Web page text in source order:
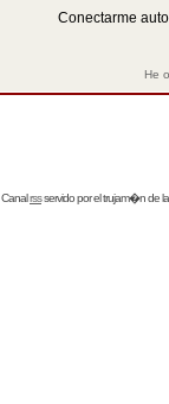
Conectarme
He
Canalrssservido por eltrujam�nde